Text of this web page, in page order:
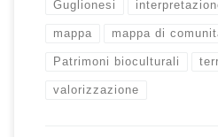
Guglionesi
mappa mappa di
Patrimoni bioculturali
valorizzazione